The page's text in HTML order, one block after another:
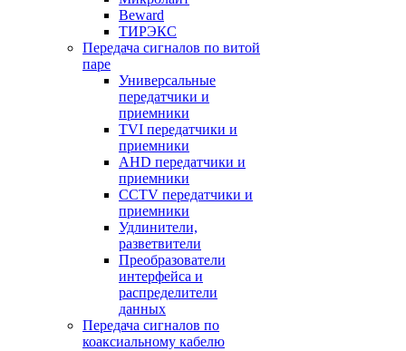
Beward
ТИРЭКС
Передача сигналов по витой
паре
Универсальные
передатчики и
приемники
TVI передатчики и
приемники
AHD передатчики и
приемники
CCTV передатчики и
приемники
Удлинители,
разветвители
Преобразователи
интерфейса и
распределители
данных
Передача сигналов по
коаксиальному кабелю